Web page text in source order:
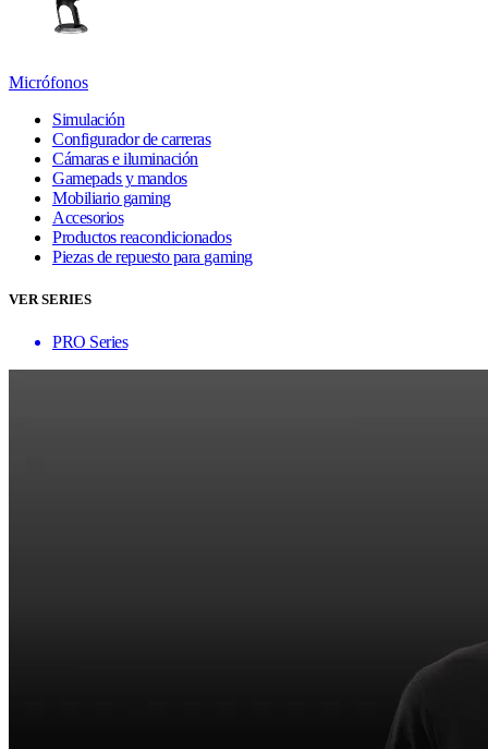
Micrófonos
Simulación
Configurador de carreras
Cámaras e iluminación
Gamepads y mandos
Mobiliario gaming
Accesorios
Productos reacondicionados
Piezas de repuesto para gaming
VER SERIES
PRO Series